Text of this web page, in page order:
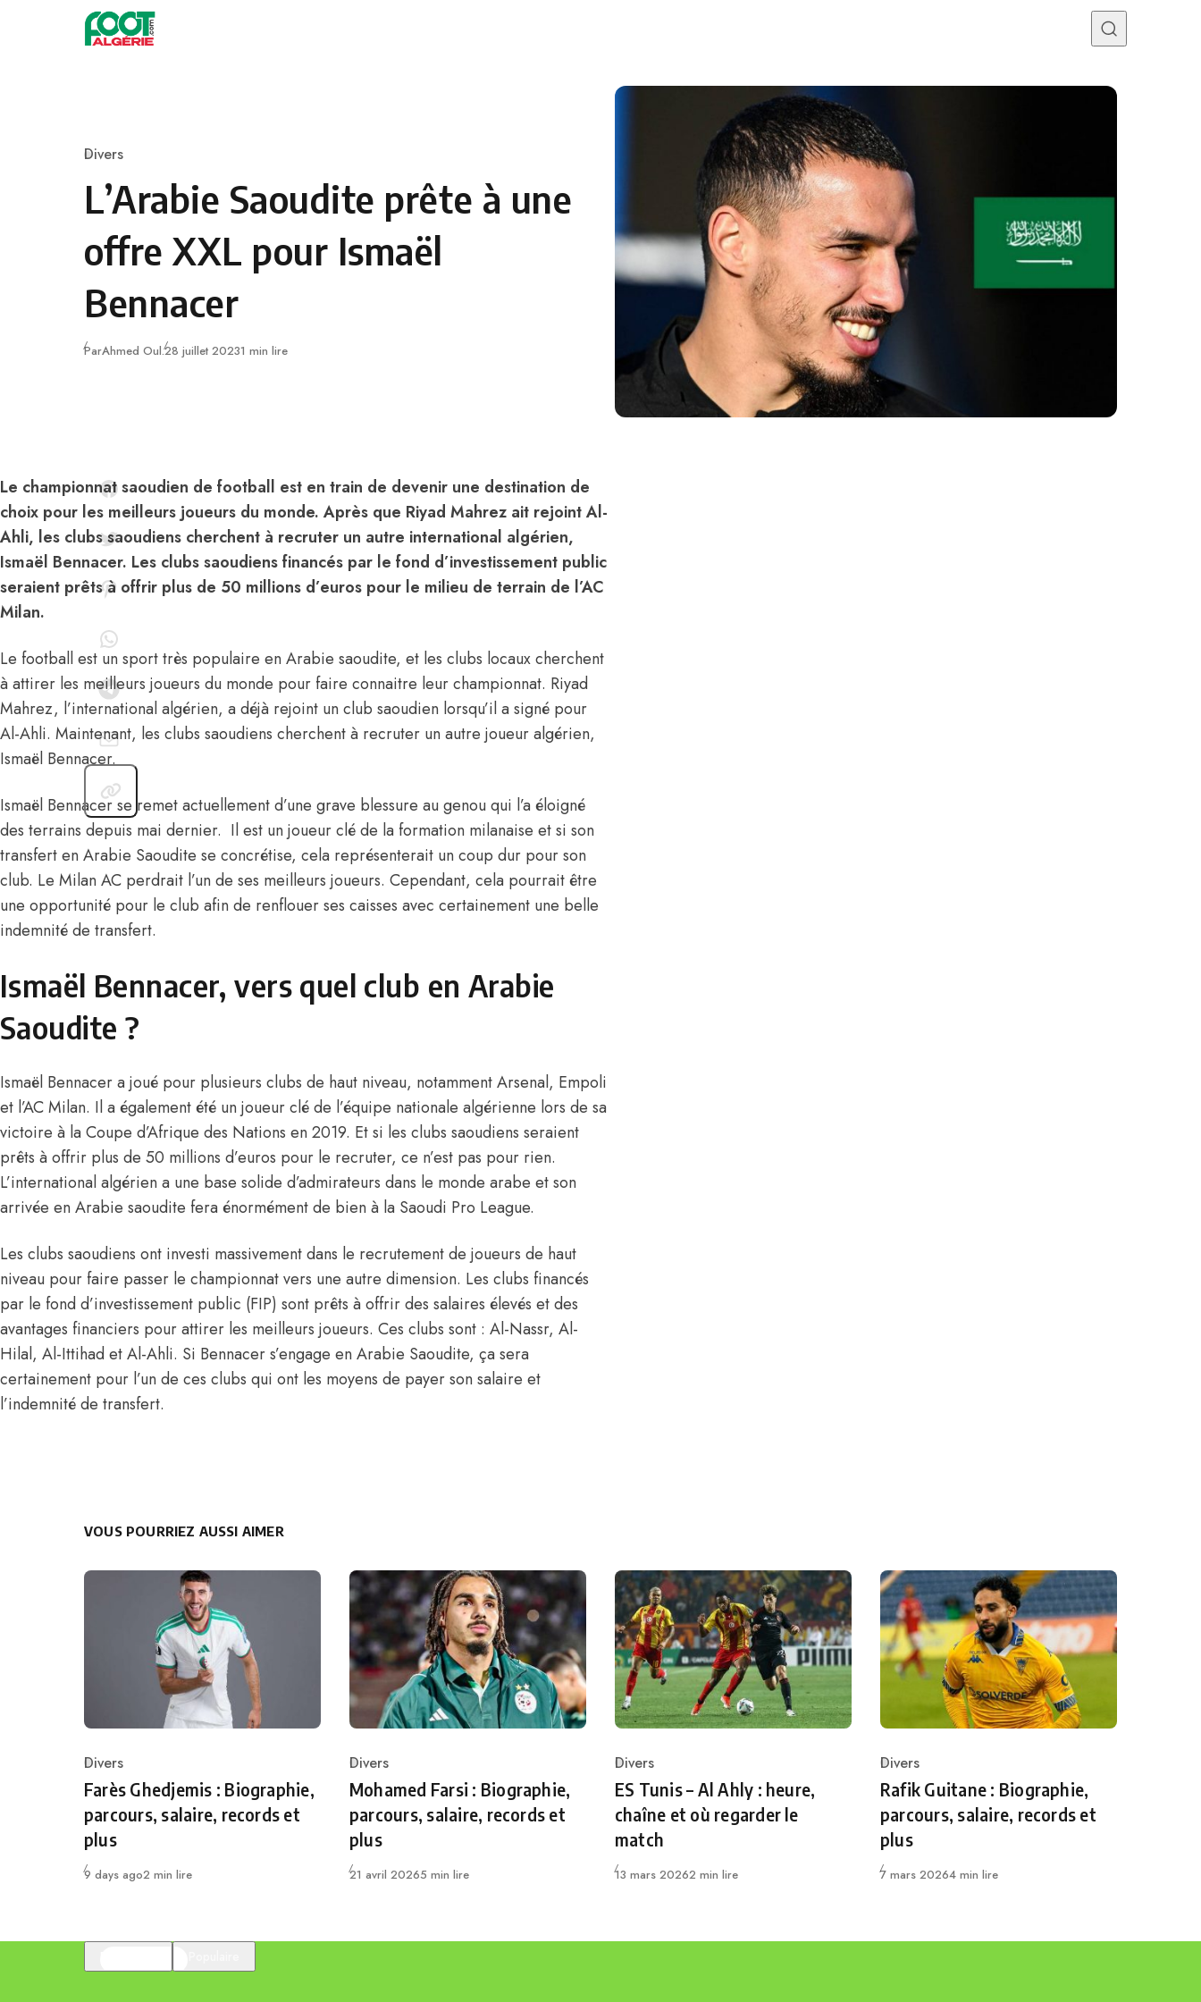
Skip to content
Category
Divers
L’Arabie Saoudite prête à une
offre XXL pour Ismaël
Bennacer
ParAhmed Oul.Publié
28 juillet 20231 min lire
Le championnat saoudien de football est en train de devenir une destination de
choix pour les meilleurs joueurs du monde. Après que Riyad Mahrez ait rejoint Al-
Ahli, les clubs saoudiens cherchent à recruter un autre international algérien,
Ismaël Bennacer. Les clubs saoudiens financés par le fond d’investissement public
seraient prêts à offrir plus de 50 millions d’euros pour le milieu de terrain de l’AC
Milan.
Le football est un sport très populaire en Arabie saoudite, et les clubs locaux cherchent
à attirer les meilleurs joueurs du monde pour faire connaitre leur championnat. Riyad
Mahrez, l’international algérien, a déjà rejoint un club saoudien lorsqu’il a signé pour
Al-Ahli. Maintenant, les clubs saoudiens cherchent à recruter un autre joueur algérien,
Ismaël Bennacer.
Ismaël Bennacer se remet actuellement d’une grave blessure au genou qui l’a éloigné
des terrains depuis mai dernier. Il est un joueur clé de la formation milanaise et si son
transfert en Arabie Saoudite se concrétise, cela représenterait un coup dur pour son
club. Le Milan AC perdrait l’un de ses meilleurs joueurs. Cependant, cela pourrait être
une opportunité pour le club afin de renflouer ses caisses avec certainement une belle
indemnité de transfert.
Ismaël Bennacer, vers quel club en Arabie
Saoudite ?
Ismaël Bennacer a joué pour plusieurs clubs de haut niveau, notamment Arsenal, Empoli
et l’AC Milan. Il a également été un joueur clé de l’équipe nationale algérienne lors de sa
victoire à la Coupe d’Afrique des Nations en 2019. Et si les clubs saoudiens seraient
prêts à offrir plus de 50 millions d’euros pour le recruter, ce n’est pas pour rien.
L’international algérien a une base solide d’admirateurs dans le monde arabe et son
arrivée en Arabie saoudite fera énormément de bien à la Saoudi Pro League.
Les clubs saoudiens ont investi massivement dans le recrutement de joueurs de haut
niveau pour faire passer le championnat vers une autre dimension. Les clubs financés
par le fond d’investissement public (FIP) sont prêts à offrir des salaires élevés et des
avantages financiers pour attirer les meilleurs joueurs. Ces clubs sont : Al-Nassr, Al-
Hilal, Al-Ittihad et Al-Ahli. Si Bennacer s’engage en Arabie Saoudite, ça sera
certainement pour l’un de ces clubs qui ont les moyens de payer son salaire et
l’indemnité de transfert.
VOUS POURRIEZ AUSSI AIMER
Category
Divers
Farès Ghedjemis : Biographie,
parcours, salaire, records et
plus
Publié
9 days ago2 min lire
Category
Divers
Mohamed Farsi : Biographie,
parcours, salaire, records et
plus
Publié
21 avril 20265 min lire
Category
Divers
ES Tunis – Al Ahly : heure,
chaîne et où regarder le
match
Publié
13 mars 20262 min lire
Category
Divers
Rafik Guitane : Biographie,
parcours, salaire, records et
plus
Publié
7 mars 20264 min lire